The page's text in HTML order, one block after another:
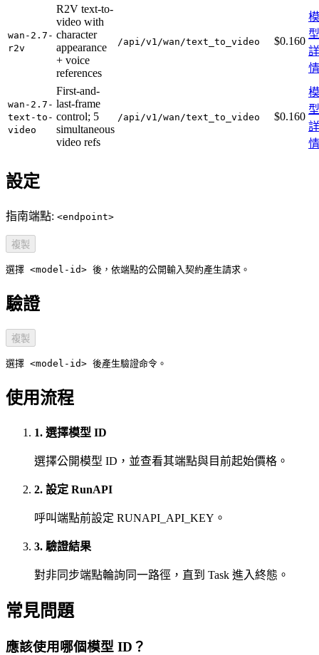
wan-2.7-
r2v
R2V text-to-
video with
character
appearance
+ voice
references
/api/v1/wan/text_to_video $0.160
模
型
詳
情
wan-2.7-
text-to-
video
First-and-
last-frame
control; 5
simultaneous
video refs
/api/v1/wan/text_to_video $0.160
模
型
詳
情
設定
指南端點: <endpoint>
複製
選擇 <model-id> 後，依端點的公開輸入契約產生請求。
驗證
複製
選擇 <model-id> 後產生驗證命令。
使用流程
1. 選擇模型 ID
選擇公開模型 ID，並查看其端點與目前起始價格。
2. 設定 RunAPI
呼叫端點前設定 RUNAPI_API_KEY。
3. 驗證結果
對非同步端點輪詢同一路徑，直到 Task 進入終態。
常見問題
應該使用哪個模型 ID？